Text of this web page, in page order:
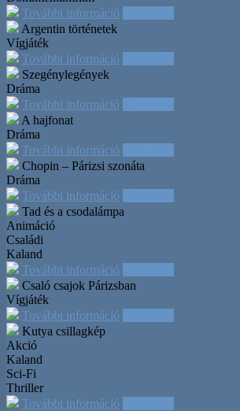
További információ
Argentin történetek
Vígjáték
További információ
Szegénylegények
Dráma
További információ
A hajfonat
Dráma
További információ
Chopin – Párizsi szonáta
Dráma
További információ
Tad és a csodalámpa
Animáció
Családi
Kaland
További információ
Csaló csajok Párizsban
Vígjáték
További információ
Kutya csillagkép
Akció
Kaland
Sci-Fi
Thriller
További információ